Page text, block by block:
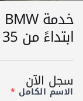
ابتداءً من 35 د.ك*
سجل الآن
الاسم الكامل *